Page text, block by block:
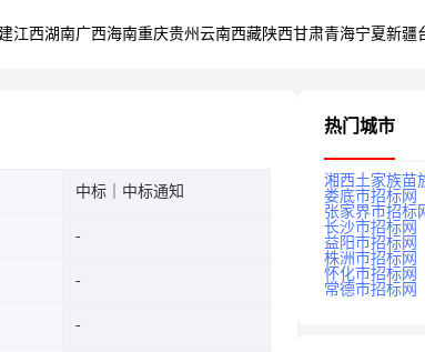
江西湖南广西海南重庆贵州 云南西藏陕西甘肃青海宁夏新疆
中标｜中标通知
热门城市
湘西土家族苗
娄底市招标网
张家界市招标
长沙市招标网
益阳市招标网
株洲市招标网
怀化市招标网
常德市招标网